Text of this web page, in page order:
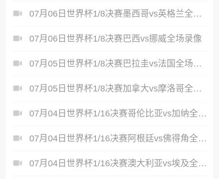
07月06日世界杯1/8决赛墨西哥vs英格兰全场录像
07月06日世界杯1/8决赛巴西vs挪威全场录像
07月05日世界杯1/8决赛巴拉圭vs法国全场录像
07月05日世界杯1/8决赛加拿大vs摩洛哥全场录像
07月04日世界杯1/16决赛哥伦比亚vs加纳全场录像
07月04日世界杯1/16决赛阿根廷vs佛得角全场录像
07月04日世界杯1/16决赛澳大利亚vs埃及全场录像